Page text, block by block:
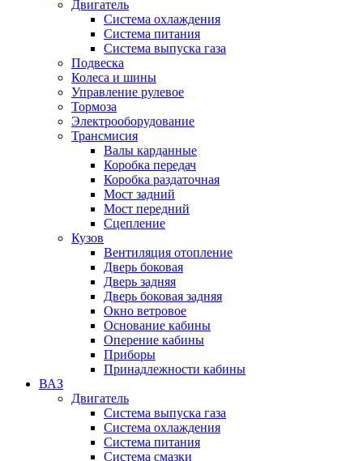
Двигатель
Система охлаждения
Система питания
Система выпуска газа
Подвеска
Колеса и шины
Управление рулевое
Тормоза
Электрооборудование
Трансмисия
Валы карданные
Коробка передач
Коробка раздаточная
Мост задний
Мост передний
Сцепление
Кузов
Вентиляция отопление
Дверь боковая
Дверь задняя
Дверь боковая задняя
Окно ветровое
Основание кабины
Оперение кабины
Приборы
Принадлежности кабины
ВАЗ
Двигатель
Система выпуска газа
Система охлаждения
Система питания
Система смазки